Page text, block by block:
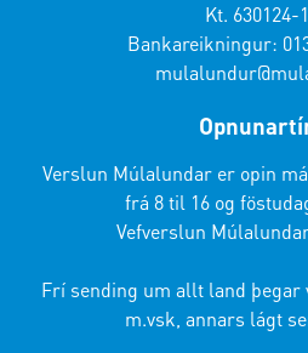
Kt. 630124-
Bankareikningur:
Verslun Múlalundar er opin
frá 8 til 16 og
Vefverslun
Frí sending um allt land þegar
m.vsk, annars lágt